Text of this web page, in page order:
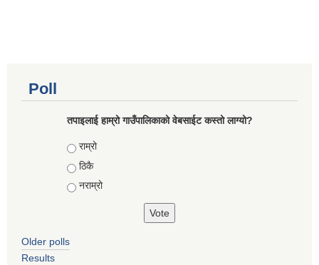
Poll
तपाइलाई हाम्रो गाउँपालिकाको वेबसाईट कस्तो लाग्यो?
Choices
राम्रो
ठिकै
नराम्रो
Older polls
Results